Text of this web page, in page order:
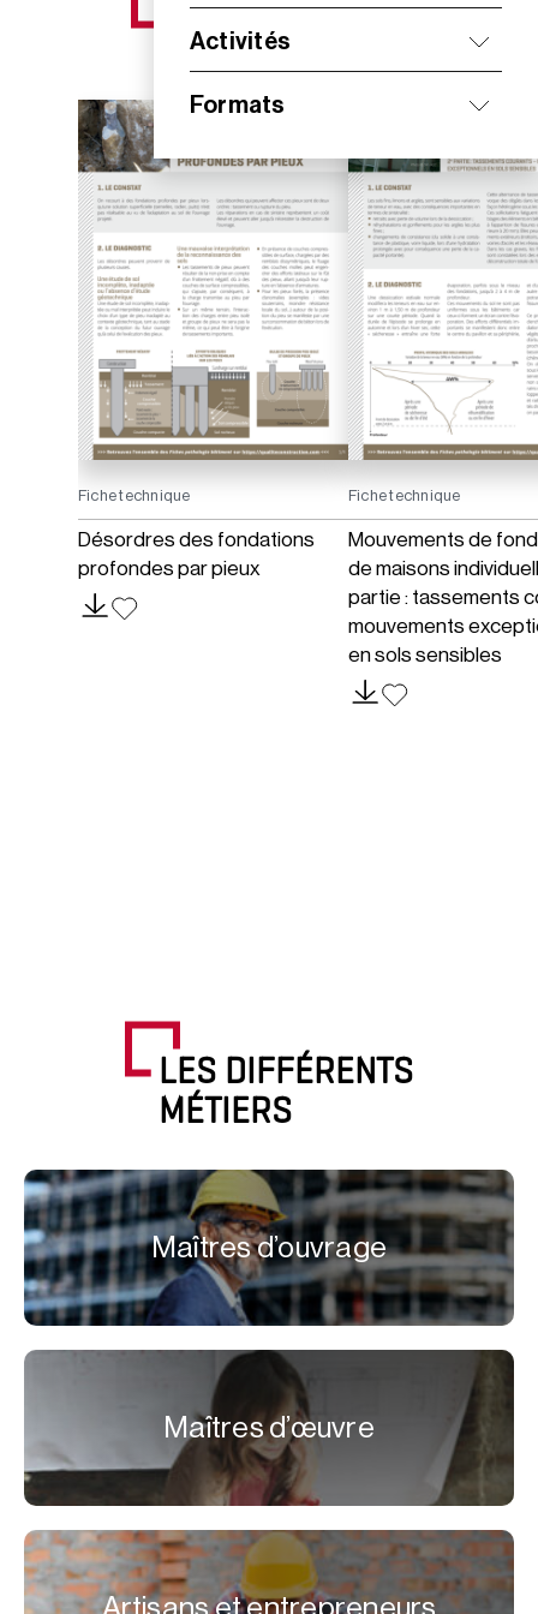
Activités
Formats
NOS NOUVEAUTÉS
Fiche technique
Désordres des fondations
profondes par pieux
Fiche technique
Mouvements de
de maisons
partie : tassements
mouvements
en sols sensibles
LES DIFFÉRENTS
MÉTIERS
Maîtres d’ouvrage
Maîtres d’œuvre
Artisans et entrepreneurs